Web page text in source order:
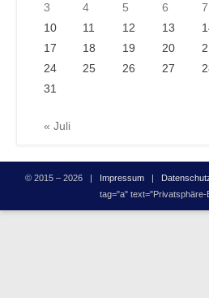
3
4 5 6 7
10
11 12 13
17
18 19 20
24
25 26 27
31
« Juli
© 2015 – 2026 | Impressum|
tag="a" text="Privatsphäre-